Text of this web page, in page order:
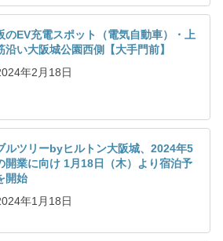
のEV充電スポット（電気自動車）・上
沿い大阪城公園西側【大手門前】
年2月18日
ルツリーbyヒルトン大阪城、2024年5
開業に向け 1月18日（木）より宿泊予
開始
年1月18日